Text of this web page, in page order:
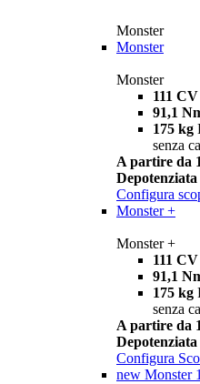
Monster
Monster
Monster
111 CV
91,1
175 kg
senza
A partire da
Configura
Monster +
Monster +
111 CV
91,1
175 kg
senza
A partire da
Configura
new Monster